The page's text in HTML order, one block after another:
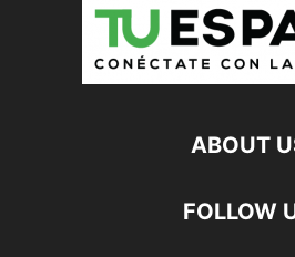
ABOUT
FOLLOW